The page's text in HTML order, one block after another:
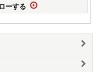
ーする